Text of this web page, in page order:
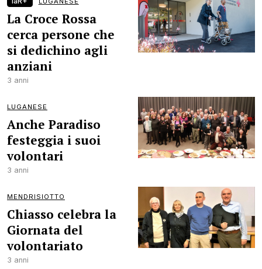
La Croce Rossa
cerca persone che
si dedichino agli
anziani
3 anni
LUGANESE
Anche Paradiso
festeggia i suoi
volontari
3 anni
MENDRISIOTTO
Chiasso celebra la
Giornata del
volontariato
3 anni